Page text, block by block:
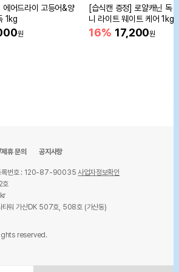
에어드라이 고등어&양
1kg
원
[습식캔 증정] 로얄캐닌 독 미
니 라이트 웨이트 케어 1kg 체
중조절
16% 17,200원
휴 문의 공지사항
록번호 : 120-87-90035사업자정보확인
호
타워 가산DK 507호, 508호 (가산동)
reserved.